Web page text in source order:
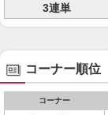
3連単
コーナー順位
コーナー